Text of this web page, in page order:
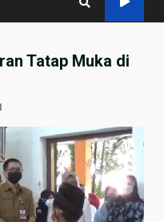
Tatap Muka di